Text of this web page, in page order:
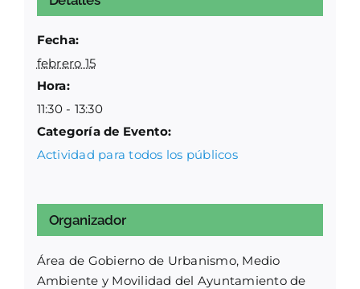
Fecha:
febrero 15
Hora:
11:30 - 13:30
Categoría de Evento:
Actividad para todos los públicos
Organizador
Área de Gobierno de Urbanismo, Medio
Ambiente y Movilidad del Ayuntamiento de